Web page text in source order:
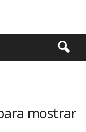
mostrar